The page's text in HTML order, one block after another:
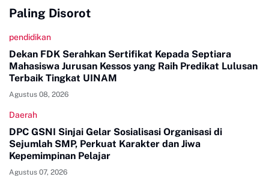
Paling Disorot
pendidikan
Dekan FDK Serahkan Sertifikat Kepada Septiara
Mahasiswa Jurusan Kessos yang Raih Predikat Lulusan
Terbaik Tingkat UINAM
Agustus 08, 2026
Daerah
DPC GSNI Sinjai Gelar Sosialisasi Organisasi di
Sejumlah SMP, Perkuat Karakter dan Jiwa
Kepemimpinan Pelajar
Agustus 07, 2026